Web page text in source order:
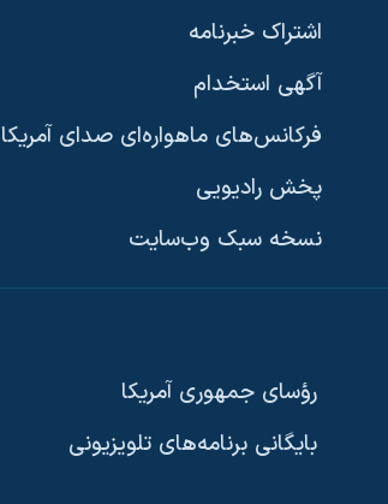
اشتراک خبرنامه
آگهی استخدام
فرکانس‌های ماهواره‌ای صدای آمریکا
پخش رادیویی
نسخه سبک وب‌سایت
رؤسای جمهوری آمریکا
بایگانی برنامه‌های تلویزیونی